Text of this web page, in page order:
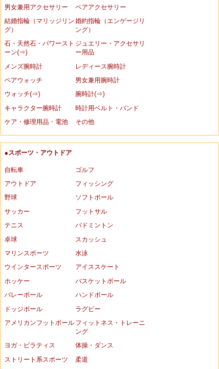
男女兼用アクセサリー
ペアアクセサリー
結婚指輪（マリッジリン
グ）
婚約指輪（エンゲージリ
ング）
石・天然石・パワースト
ーン(⇒)
ジュエリー・アクセサリ
ー用品
メンズ腕時計
レディース腕時計
ペアウォッチ
男女兼用腕時計
ウォッチ(⇒)
腕時計(⇒)
キャラクター腕時計
時計用ベルト・バンド
ケア・修理用品・電池
その他
●スポーツ・アウトドア
自転車
ゴルフ
アウトドア
フィッシング
野球
ソフトボール
サッカー
フットサル
テニス
バドミントン
卓球
スカッシュ
マリンスポーツ
水泳
ウインタースポーツ
アイススケート
ホッケー
バスケットボール
バレーボール
ハンドボール
ドッジボール
ラグビー
アメリカンフットボール フィットネス・トレーニ
ング
ヨガ・ピラティス
体操・ダンス
ストリート系スポーツ
柔道